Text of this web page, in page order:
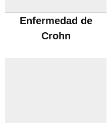
Enfermedad de
Crohn